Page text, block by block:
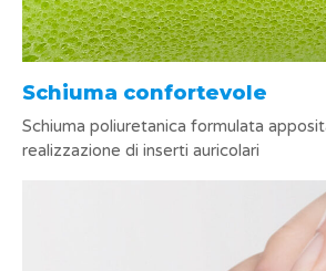
Schiuma confortevole
Schiuma poliuretanica formulata
realizzazione di inserti auricolari